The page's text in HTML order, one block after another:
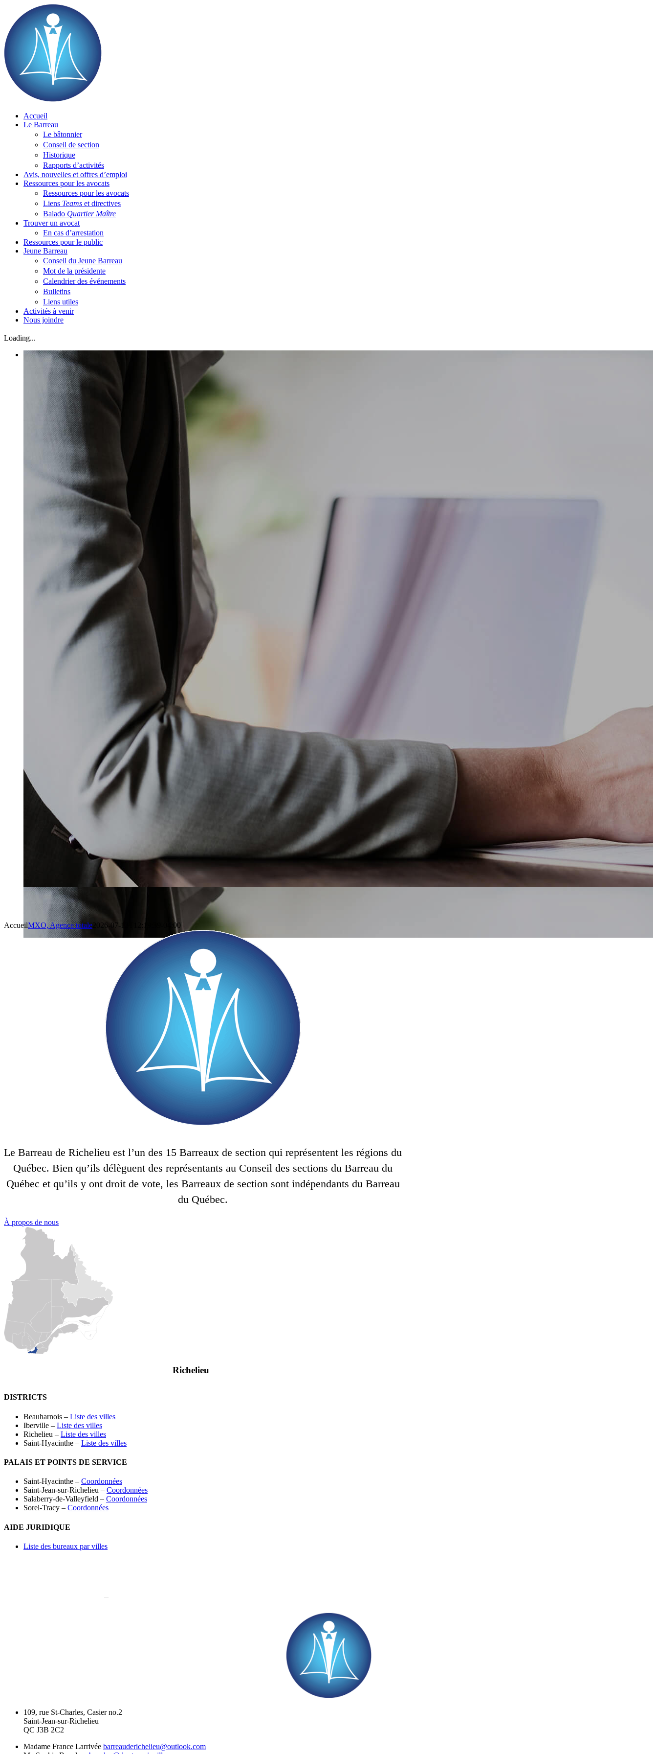
content
Accueil
Le Barreau
Le bâtonnier
Conseil de section
Historique
Rapports d’activités
Avis, nouvelles et offres d’emploi
Ressources pour les avocats
Ressources pour les avocats
Liens Teams et directives
Balado Quartier Maître
Trouver un avocat
En cas d’arrestation
Ressources pour le public
Jeune Barreau
Conseil du Jeune Barreau
Mot de la présidente
Calendrier des événements
Bulletins
Liens utiles
Activités à venir
Nous joindre
Loading...
AccueilMXO, Agence totale 2026-07-13T12:19:39-04:00
Le Barreau de Richelieu est l’un des 15 Barreaux de section qui représentent les régions du
Québec. Bien qu’ils délèguent des représentants au Conseil des sections du Barreau du
Québec et qu’ils y ont droit de vote, les Barreaux de section sont indépendants du Barreau
du Québec.
À propos de nous
Richelieu
DISTRICTS
Beauharnois – Liste des villes
Iberville – Liste des villes
Richelieu – Liste des villes
Saint-Hyacinthe – Liste des villes
PALAIS ET POINTS DE SERVICE
Saint-Hyacinthe – Coordonnées
Saint-Jean-sur-Richelieu – Coordonnées
Salaberry-de-Valleyfield – Coordonnées
Sorel-Tracy – Coordonnées
AIDE JURIDIQUE
Liste des bureaux par villes
109, rue St-Charles, Casier no.2
Saint-Jean-sur-Richelieu
QC J3B 2C2
Madame France Larrivée barreauderichelieu@outlook.com